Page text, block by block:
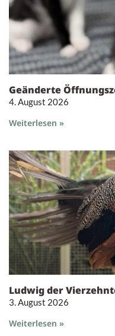
Geänderte
4. August 2026
Weiterlesen »
Ludwig der
3. August 2026
Weiterlesen »